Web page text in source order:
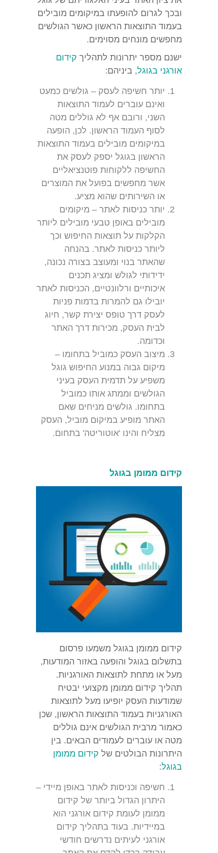
ובכך לגרום להופעתו במיקומים מובילים
בעמוד התוצאות הראשון כאשר הגולשים
מחפשים מונחים מסוימים.
ישנם מספר יתרונות לתהליך קידום
אורגני בגוגל, ביניהם:
יותר חשיפה לעסק – גולשים כמעט
ואינם עוברים לעמוד התוצאות
השני, ורובם אף לא גוללים מטה
לסוף העמוד הראשון. לכן, הופעה
במיקומים מובילים בעמוד התוצאות
הראשון בגוגל יספק לעסק את
החשיפה ללקוחות פוטנציאליים
אשר מחפשים בפועל את המוצרים
או השירותים שהוא מציע.
יותר כניסות לאתר – מיקומים
מובילים באופן טבעי מובילים ליותר
הקלקות על תוצאות החיפוש וכך
ליותר כניסות לאתר. בהנחה
שהאתר בנוי ומעוצב בצורה נכונה,
ידידותי לגולש ומציג תכנים
איכותיים ורלוונטיים, הכניסות לאתר
יובילו גם להמרות בדמות פניות
לעסק דרך טופס יצירת קשר, חיוג
לבית העסק, מכירות דרך האתר
וכדומה.
מיצוב העסק כמוביל בתחומו –
מיקום גבוה במנוע החיפוש גוגל
משפיע על תדמית העסק בעיני
הגולשים וממתג אותו כמוביל
בתחומו. גולשים מניחים שאם
האתר מופיע במיקום מוביל, העסק
מצליח והינו 'אוטוריטה' בתחום.
קידום ממומן בגוגל
קידום ממומן בגוגל משמעו פרסום
בתשלום בגוגל והופעה באזור המודעות,
מעל או מתחת לתוצאות האורגניות.
תהליך קידום ממומן מקצועי יבטיח
שמודעות העסק יופיעו מעל לתוצאות
האורגניות בעמוד התוצאות הראשון, שכן
כאמור מרבית הגולשים אינם גוללים
מטה או עוברים לעמודים הבאים. בין
היתרונות הבולטים של קידום ממומן
בגוגל:
חשיפה וכניסות לאתר באופן מיידי –
היתרון הגדול ביותר של קידום
ממומן לעומת קידום אורגני הוא
במיידיות. בעוד בתהליך קידום
אורגני לעיתים נדרשים חודשי